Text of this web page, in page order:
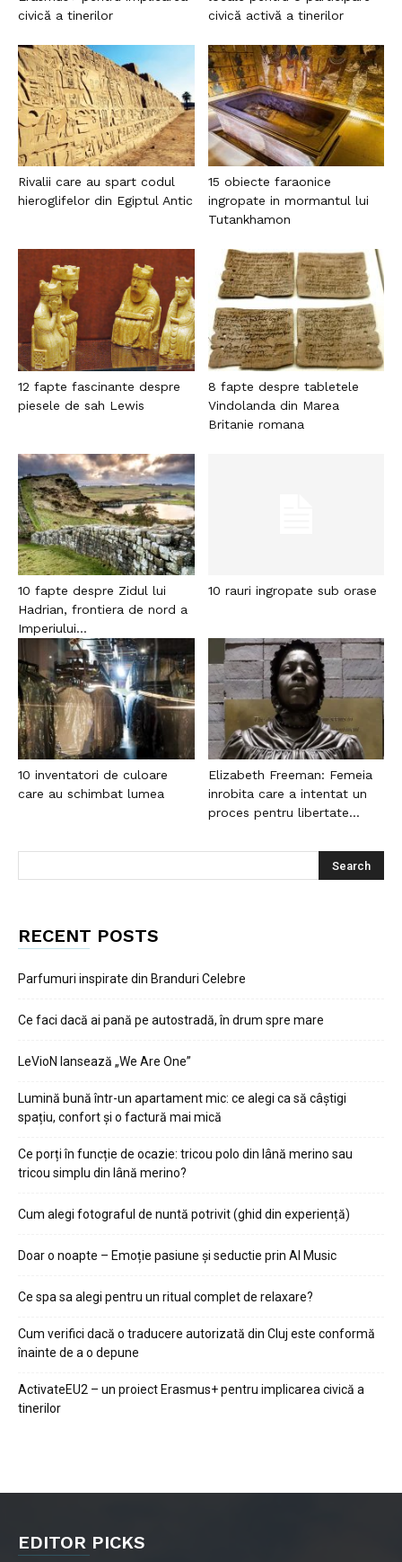
civică a tinerilor
civică activă a tinerilor
Rivalii care au spart codul
hieroglifelor din Egiptul Antic
15 obiecte faraonice
ingropate in mormantul lui
Tutankhamon
12 fapte fascinante despre
piesele de sah Lewis
8 fapte despre tabletele
Vindolanda din Marea
Britanie romana
10 fapte despre Zidul lui
Hadrian, frontiera de nord a
Imperiului...
10 rauri ingropate sub orase
10 inventatori de culoare
care au schimbat lumea
Elizabeth Freeman: Femeia
inrobita care a intentat un
proces pentru libertate...
RECENT POSTS
Parfumuri inspirate din Branduri Celebre
Ce faci dacă ai pană pe autostradă, în drum spre mare
LeVioN lansează „We Are One”
Lumină bună într-un apartament mic: ce alegi ca să câștigi
spațiu, confort și o factură mai mică
Ce porți în funcție de ocazie: tricou polo din lână merino sau
tricou simplu din lână merino?
Cum alegi fotograful de nuntă potrivit (ghid din experiență)
Doar o noapte – Emoție pasiune și seductie prin AI Music
Ce spa sa alegi pentru un ritual complet de relaxare?
Cum verifici dacă o traducere autorizată din Cluj este conformă
înainte de a o depune
ActivateEU2 – un proiect Erasmus+ pentru implicarea civică a
tinerilor
EDITOR PICKS